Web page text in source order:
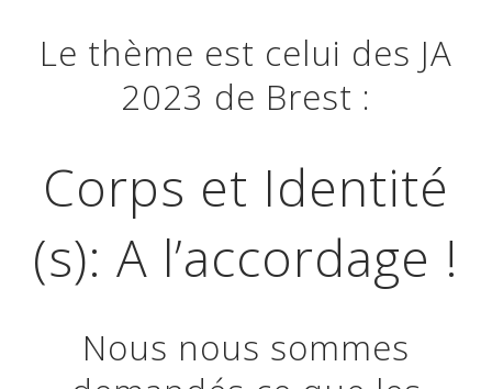
Le thème est celui des JA
2023 de Brest :
Corps et Identité
(s): A l’accordage !
Nous nous sommes